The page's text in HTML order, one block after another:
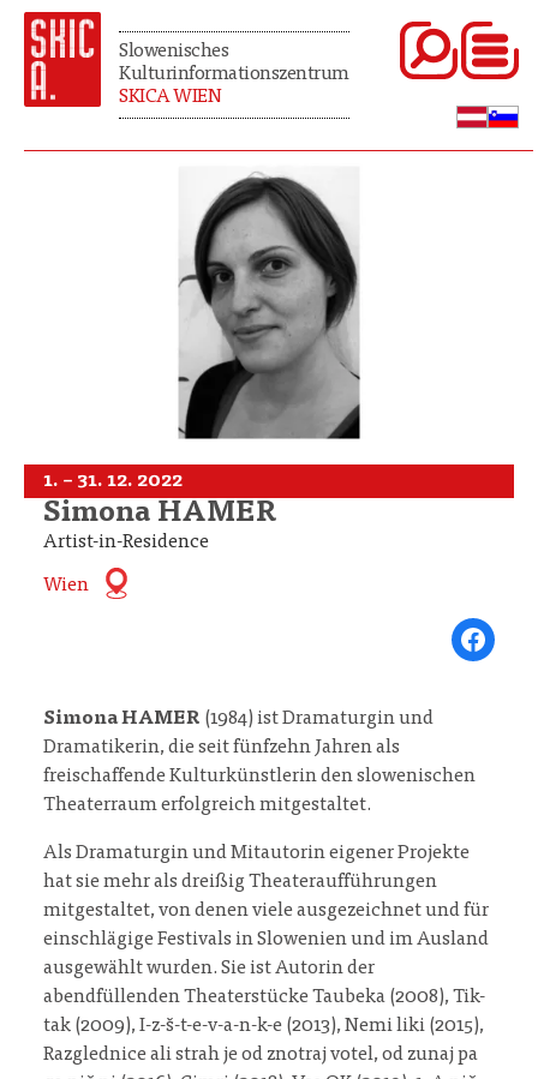
Slowenisches
Kulturinformationszentrum
SKICA WIEN
1. – 31. 12. 2022
Simona HAMER
Artist-in-Residence
Wien
Share on
Simona HAMER (1984) ist Dramaturgin und
Dramatikerin, die seit fünfzehn Jahren als
freischaffende Kulturkünstlerin den slowenischen
Theaterraum erfolgreich mitgestaltet.
Als Dramaturgin und Mitautorin eigener Projekte
hat sie mehr als dreißig Theateraufführungen
mitgestaltet, von denen viele ausgezeichnet und für
einschlägige Festivals in Slowenien und im Ausland
ausgewählt wurden. Sie ist Autorin der
abendfüllenden Theaterstücke Taubeka (2008), Tik-
tak (2009), I-z-š-t-e-v-a-n-k-e (2013), Nemi liki (2015),
Razglednice ali strah je od znotraj votel, od zunaj pa